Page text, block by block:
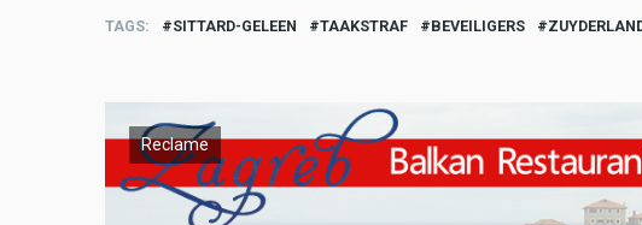
TAGS SITTARD-GELEEN TAAKSTRAF BEVEILIGERS
Reclame